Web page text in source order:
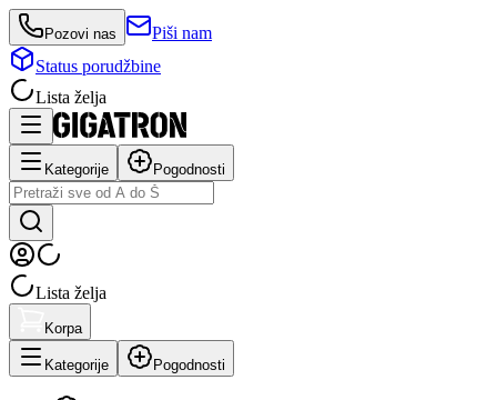
Pozovi nas
Piši nam
Status porudžbine
Lista želja
Kategorije Pogodnosti
Lista želja
Korpa
Kategorije Pogodnosti